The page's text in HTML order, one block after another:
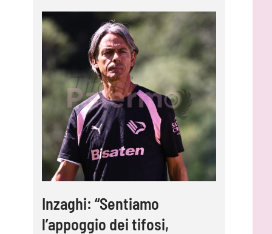
Inzaghi: “Sentiamo
l’appoggio dei tifosi,